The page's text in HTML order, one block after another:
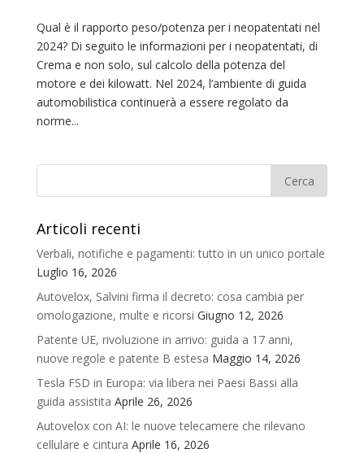
Qual è il rapporto peso/potenza per i neopatentati nel
2024? Di seguito le informazioni per i neopatentati, di
Crema e non solo, sul calcolo della potenza del
motore e dei kilowatt. Nel 2024, l’ambiente di guida
automobilistica continuerà a essere regolato da
norme...
Articoli recenti
Verbali, notifiche e pagamenti: tutto in un unico portale
Luglio 16, 2026
Autovelox, Salvini firma il decreto: cosa cambia per
omologazione, multe e ricorsi Giugno 12, 2026
Patente UE, rivoluzione in arrivo: guida a 17 anni,
nuove regole e patente B estesa Maggio 14, 2026
Tesla FSD in Europa: via libera nei Paesi Bassi alla
guida assistita Aprile 26, 2026
Autovelox con AI: le nuove telecamere che rilevano
cellulare e cintura Aprile 16, 2026